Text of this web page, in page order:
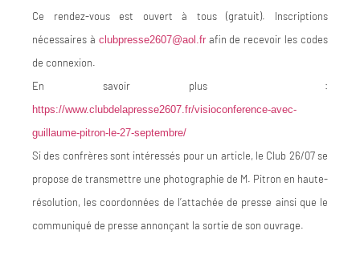
Ce rendez-vous est ouvert à tous (gratuit). Inscriptions
nécessaires à clubpresse2607@aol.frafin de recevoir les codes
de connexion.
En savoir plus :
https://www.clubdelapresse2607.fr/visioconference-avec-
guillaume-pitron-le-27-septembre/
Si des confrères sont intéressés pour un article, le Club 26/07 se
propose de transmettre une photographie de M. Pitron en haute-
résolution, les coordonnées de l’attachée de presse ainsi que le
communiqué de presse annonçant la sortie de son ouvrage.